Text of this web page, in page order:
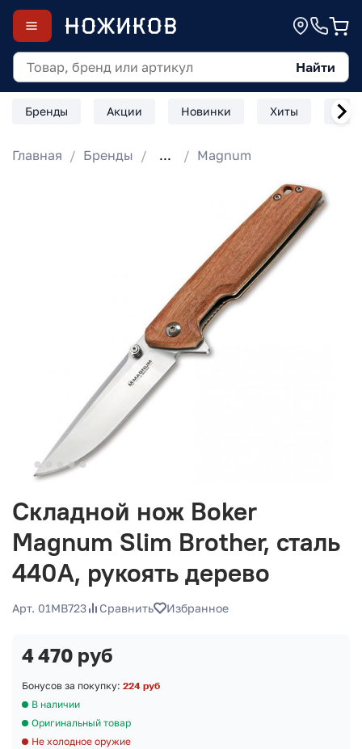
Найти
Бренды Акции Новинки Хиты
Главная Бренды ... Magnum
Складной нож Boker
Magnum Slim Brother, сталь
440A, рукоять дерево
Арт. 01MB723 Сравнить Избранное
4 470 руб
Бонусов за покупку: 224 руб
В наличии
Оригинальный товар
Не холодное оружие